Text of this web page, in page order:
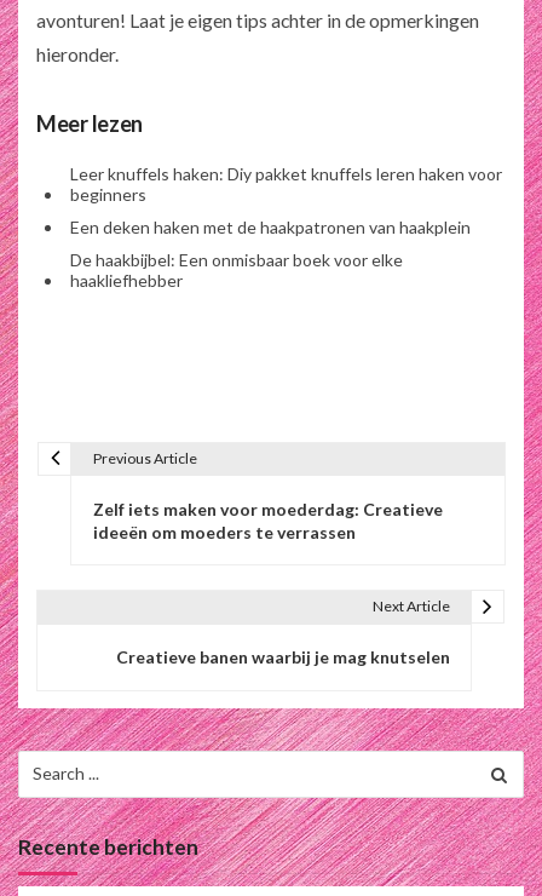
avonturen! Laat je eigen tips achter in de opmerkingen
hieronder.
Meer lezen
Leer knuffels haken: Diy pakket knuffels leren haken voor
beginners
Een deken haken met de haakpatronen van haakplein
De haakbijbel: Een onmisbaar boek voor elke
haakliefhebber
t
n
a
v
Previous Article
Zelf iets maken voor moederdag: Creatieve
ideeën om moeders te verrassen
Next Article
Creatieve banen waarbij je mag knutselen
Search
for:
Recente berichten